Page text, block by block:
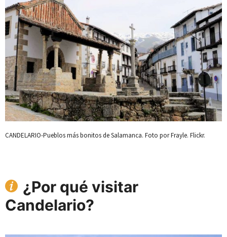
CANDELARIO-Pueblos más bonitos de Salamanca. Foto por Frayle. Flickr.
¿Por qué visitar
Candelario?